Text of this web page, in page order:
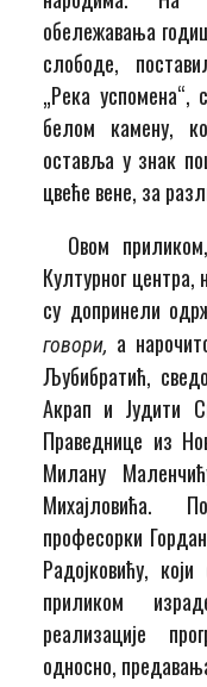
обележавања
слободе,
„Река успомена“,
белом камену,
оставља у знак
цвеће вене, за
Овом
Културног центра,
су допринели
говори, а
Љубибратић,
Акрап и Јудити
Праведнице из
Милану
Михајловића.
професорки
Радојковићу,
приликом
реализације
односно,